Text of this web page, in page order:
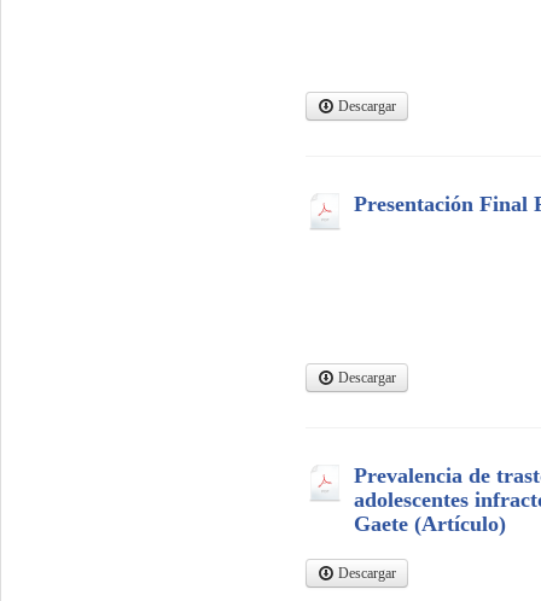
Descargar
Presentación Final
Descargar
Prevalencia de
adolescentes
Gaete (Artículo)
Descargar